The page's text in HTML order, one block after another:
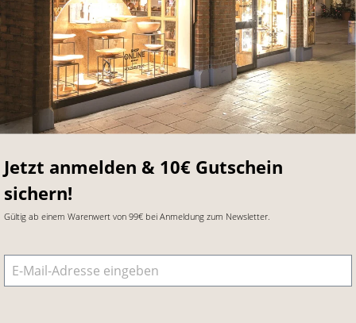
Jetzt anmelden & 10€ Gutschein
sichern!
Gültig ab einem Warenwert von 99€ bei Anmeldung zum Newsletter.
E-Mail-Adresse